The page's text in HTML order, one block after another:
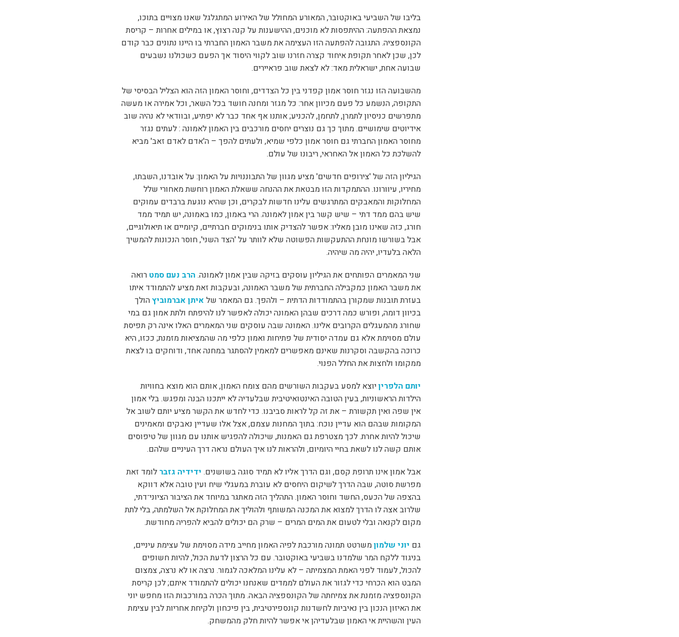
בליבו של השביעי באוקטובר, המאורע המחולל של האירוע המתגלגל שאנו מצויים בתוכו,
נמצאת ההפתעה: ההיתפסות לא מוכנים, ההישענות על קנה רצוץ, או במילים אחרות – קריסת
הקונספציה. התגובה להפתעה הזו העצימה את משבר האמון החברתי בו היינו נתונים כבר קודם
לכן, שכן לאחר תקופת איחוד קצרה חזרנו שוב לקווי היסוד אך הפעם כשכולנו נשבעים
שבועה אחת, ישראלית מאד: לא לצאת שוב פראיירים.
מהשבועה הזו נגזר חוסר אמון קפדני בין כל הצדדים, וחוסר האמון הזה הוא הצליל הבסיסי של
התקופה, הנשמע כל פעם מכיוון אחר: כל מגזר ומחנה חושד בכל השאר, וכל אמירה או מעשה
מתפרשים כניסיון לתמרן, לתחמן, להכניע; אותנו אף אחד כבר לא יפתיע, ובוודאי לא נהיה שוב
אידיוטים שימושיים. מתוך כך גם נוצרים יחסים מורכבים בין האמון לאמונה : לעתים נגזר
מחוסר האמון החברתי גם חוסר אמון כלפי שמיא, ולעתים להפך – ה'אדם לאדם זאב' מביא
להשלכת כל האמון אל האחראי, ריבונו של עולם.
הגיליון הזה של 'צירופים חדשים' מציע מגוון של התבוננויות על האמון: על אובדנו, השבתו,
מחיריו, עיוורונו. ההתמקדות הזו מבטאת את ההנחה ששאלת האמון רוחשת מאחורי שלל
המחלוקות והמאבקים המתרגשים עלינו חדשות לבקרים, וכן שהיא נוגעת ברבדים עמוקים
שיש בהם ממד דתי – שיש קשר בין אמון לאמונה. הרי באמון, כמו באמונה, יש תמיד ממד
חורג, כזה שאינו מובן מאליו: אפשר להצדיק אותו בנימוקים חברתיים, קיומיים או תיאולוגיים,
אבל בשורשו מונחת ההתעקשות הפשוטה שלא לוותר על 'הצד השני', חוסר הנכונות להמשיך
הלאה בלעדיו, יהיה מה שיהיה.
שני המאמרים הפותחים את הגיליון עוסקים בזיקה שבין אמון לאמונה. הרב נעם סמט רואה
את משבר האמון כמקבילה החברתית של משבר האמונה, ובעקבות זאת מציע להתמודד איתו
בעזרת תובנות שמקורן בהתמודדות הדתית – ולהפך. גם המאמר של איתן אברמוביץהולך
בכיוון דומה, ופורש כמה דרכים שבהן האמונה יכולה לאפשר לנו להיפתח ולתת אמון גם במי
שחורג מהמעגלים הקרובים אלינו. האמונה שבה עוסקים שני המאמרים האלו אינה רק תפיסת
עולם מסוימת אלא גם עמדה יסודית של פתיחות ואמון כלפי מה שהמציאות מזמנת; ככזו, היא
כרוכה בהקשבה וסקרנות שאינם מאפשרים למאמין להסתגר במחנה אחד, ודוחקים בו לצאת
ממקומו ולחצות את החלל הפנוי.
יותם הלפריןיוצא למסע בעקבות השורשים מהם צומח האמון, אותם הוא מוצא בחוויות
הילדות הראשוניות, בעין הטובה האינטואיטיבית שבלעדיה לא ייתכנו הבנה ומפגש. בלי אמון
אין שפה ואין תקשורת – את זה קל לראות סביבנו. כדי לחדש את הקשר מציע יותם לשוב אל
המקומות שבהם הוא עדיין נוכח: בתוך המחנות עצמם, אצל אלו שעדיין נאבקים ומאמינים
שיכול להיות אחרת. לכך מצטרפת גם האמנות, שיכולה להפגיש אותנו עם מגוון של טיפוסים
אותם קשה לנו לשאת בחיי היומיום, ולהראות לנו איך העולם נראה דרך העיניים שלהם.
אבל אמון אינו תרופת קסם, וגם הדרך אליו לא תמיד סוגה בשושנים. ידידיה גזבר לומד זאת
מפרשת סוטה, שבה הדרך לשיקום היחסים לא עוברת במעגלי שיח ועין טובה אלא דווקא
בהצפה של הכעס, החשד וחוסר האמון. התהליך הזה מאתגר במיוחד את הציבור הציוני־דתי,
שלרוב אצה לו הדרך למצוא את המכנה המשותף ולהוליך את המחלוקת אל השלמתה, בלי לתת
מקום לקנאה ובלי לטעום את המים המרים – שרק הם יכולים להביא להפריה מחודשת.
גם יוני שלמוןמשרטט תמונה מורכבת לפיה האמון מחייב מידה מסוימת של עצימת עיניים,
בניגוד ללקח המר שלמדנו בשביעי באוקטובר. עם כל הרצון לדעת הכול, להיות חשופים
להכול, לעמוד לפני האמת המצמיתה – לא עלינו המלאכה לגמור. נרצה או לא נרצה, צמצום
המבט הוא הכרחי כדי לגזור את העולם לממדים שאנחנו יכולים להתמודד איתם; לכן קריסת
הקונספציה מזמנת את צמיחתה של הקונספציה הבאה. מתוך הכרה במורכבות הזו מחפש יוני
את האיזון הנכון בין נאיביות לחשדנות קונספירטיבית, בין פיכחון ולקיחת אחריות לבין עצימת
העין והשהיית אי האמון שבלעדיהן אי אפשר להיות חלק מהמשחק.